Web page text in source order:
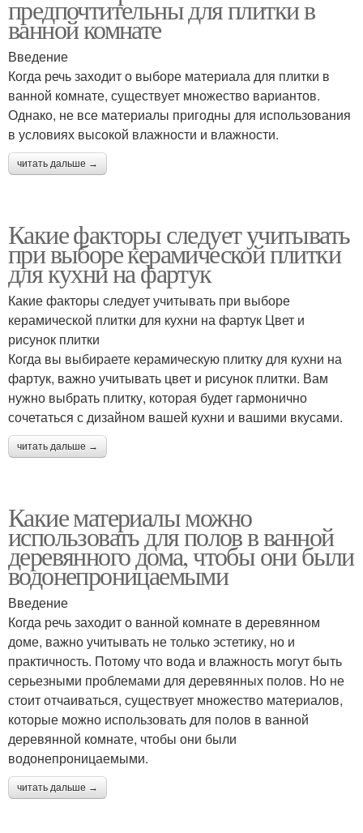
предпочтительны для плитки в
ванной комнате
Введение
Когда речь заходит о выборе материала для плитки в
ванной комнате, существует множество вариантов.
Однако, не все материалы пригодны для использования
в условиях высокой влажности и влажности.
читать дальше →
Какие факторы следует учитывать
при выборе керамической плитки
для кухни на фартук
Какие факторы следует учитывать при выборе
керамической плитки для кухни на фартук Цвет и
рисунок плитки
Когда вы выбираете керамическую плитку для кухни на
фартук, важно учитывать цвет и рисунок плитки. Вам
нужно выбрать плитку, которая будет гармонично
сочетаться с дизайном вашей кухни и вашими вкусами.
читать дальше →
Какие материалы можно
использовать для полов в ванной
деревянного дома, чтобы они были
водонепроницаемыми
Введение
Когда речь заходит о ванной комнате в деревянном
доме, важно учитывать не только эстетику, но и
практичность. Потому что вода и влажность могут быть
серьезными проблемами для деревянных полов. Но не
стоит отчаиваться, существует множество материалов,
которые можно использовать для полов в ванной
деревянной комнате, чтобы они были
водонепроницаемыми.
читать дальше →